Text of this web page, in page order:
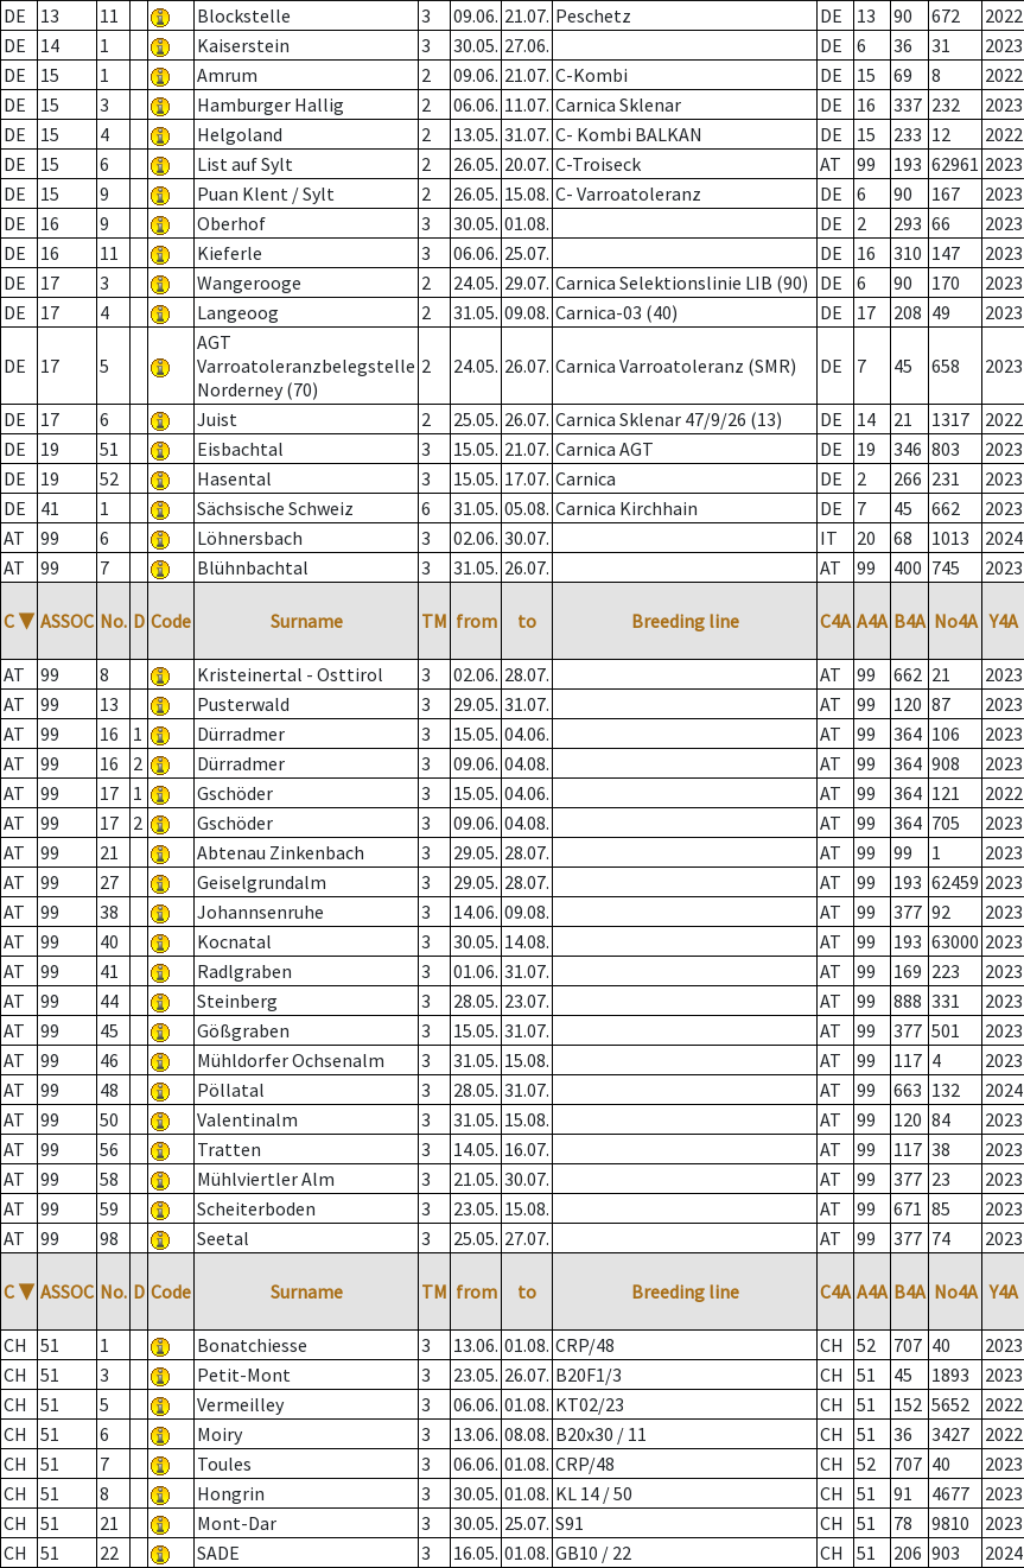
DE
13 11 Blockstelle 3 09.06. 21.07. Peschetz DE 13 90 672 2022
DE
14 1 Kaiserstein 3 30.05. 27.06. DE 6 36 31 2023
DE
15 1 Amrum 2 09.06. 21.07. C-Kombi DE 15 69 8 2022
DE
15 3 Hamburger Hallig 2 06.06. 11.07. Carnica Sklenar DE 16 337 232 2023
DE
15 4 Helgoland 2 13.05. 31.07. C- Kombi BALKAN DE 15 233 12 2022
DE
15 6 List auf Sylt 2 26.05. 20.07. C-Troiseck AT 99 193 62961 2023
DE
15 9 Puan Klent / Sylt 2 26.05. 15.08. C- Varroatoleranz DE 6 90 167 2023
DE
16 9 Oberhof 3 30.05. 01.08. DE 2 293 66 2023
DE
16 11 Kieferle 3 06.06. 25.07. DE 16 310 147 2023
DE
17 3 Wangerooge 2 24.05. 29.07. Carnica Selektionslinie LIB (90) DE 6 90 170 2023
DE
17 4 Langeoog 2 31.05. 09.08. Carnica-03 (40) DE 17 208 49 2023
DE 17 5
AGT
Varroatoleranzbelegstelle
Norderney (70)
2 24.05. 26.07. Carnica Varroatoleranz (SMR) DE 7 45 658 2023
DE 17 6 Juist 2 25.05. 26.07. Carnica Sklenar 47/9/26 (13) DE 14 21 1317 2022
DE
19 51 Eisbachtal 3 15.05. 21.07. Carnica AGT DE 19 346 803 2023
DE
19 52 Hasental 3 15.05. 17.07. Carnica DE 2 266 231 2023
DE
41 1 Sächsische Schweiz 6 31.05. 05.08. Carnica Kirchhain DE 7 45 662 2023
AT
99 6 Löhnersbach 3 02.06. 30.07. IT 20 68 1013 2024
AT
99 7 Blühnbachtal 3 31.05. 26.07. AT 99 400 745 2023
C ▼ ASSOC No. D Code Surname TM from to Breeding line C4A A4A B4A No4A Y4A
AT
99 8 Kristeinertal - Osttirol 3 02.06. 28.07. AT 99 662 21 2023
AT
99 13 Pusterwald 3 29.05. 31.07. AT 99 120 87 2023
AT
99 16 1 Dürradmer 3 15.05. 04.06. AT 99 364 106 2023
AT
99 16 2 Dürradmer 3 09.06. 04.08. AT 99 364 908 2023
AT
99 17 1 Gschöder 3 15.05. 04.06. AT 99 364 121 2022
AT
99 17 2 Gschöder 3 09.06. 04.08. AT 99 364 705 2023
AT
99 21 Abtenau Zinkenbach 3 29.05. 28.07. AT 99 99 1 2023
AT
99 27 Geiselgrundalm 3 29.05. 28.07. AT 99 193 62459 2023
AT
99 38 Johannsenruhe 3 14.06. 09.08. AT 99 377 92 2023
AT
99 40 Kocnatal 3 30.05. 14.08. AT 99 193 63000 2023
AT
99 41 Radlgraben 3 01.06. 31.07. AT 99 169 223 2023
AT
99 44 Steinberg 3 28.05. 23.07. AT 99 888 331 2023
AT
99 45 Gößgraben 3 15.05. 31.07. AT 99 377 501 2023
AT
99 46 Mühldorfer Ochsenalm 3 31.05. 15.08. AT 99 117 4 2023
AT
99 48 Pöllatal 3 28.05. 31.07. AT 99 663 132 2024
AT
99 50 Valentinalm 3 31.05. 15.08. AT 99 120 84 2023
AT
99 56 Tratten 3 14.05. 16.07. AT 99 117 38 2023
AT
99 58 Mühlviertler Alm 3 21.05. 30.07. AT 99 377 23 2023
AT
99 59 Scheiterboden 3 23.05. 15.08. AT 99 671 85 2023
AT
99 98 Seetal 3 25.05. 27.07. AT 99 377 74 2023
C ▼ ASSOC No. D Code Surname TM from to Breeding line C4A A4A B4A No4A Y4A
CH
51 1 Bonatchiesse 3 13.06. 01.08. CRP/48 CH 52 707 40 2023
CH
51 3 Petit-Mont 3 23.05. 26.07. B20F1/3 CH 51 45 1893 2023
CH
51 5 Vermeilley 3 06.06. 01.08. KT02/23 CH 51 152 5652 2022
CH
51 6 Moiry 3 13.06. 08.08. B20x30 / 11 CH 51 36 3427 2022
CH
51 7 Toules 3 06.06. 01.08. CRP/48 CH 52 707 40 2023
CH
51 8 Hongrin 3 30.05. 01.08. KL 14 / 50 CH 51 91 4677 2023
CH
51 21 Mont-Dar 3 30.05. 25.07. S91 CH 51 78 9810 2023
CH
51 22 SADE 3 16.05. 01.08. GB10 / 22 CH 51 206 903 2024